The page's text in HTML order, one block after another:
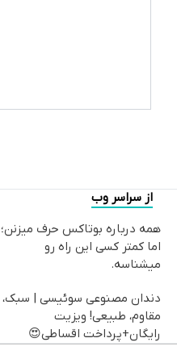
از سراسر وب
همه درباره بوتاکس حرف میزنن؛
اما کمتر کسی این راه رو
میشناسه.
دندان مصنوعی سوئیسی | سبک،
مقاوم، طبیعی! ویزیت
رایگان+پرداخت اقساطی😍